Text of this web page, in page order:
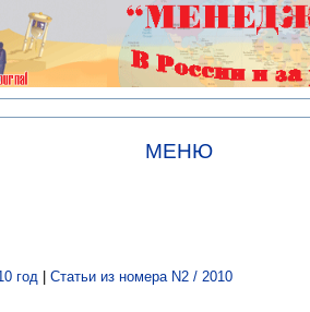
МЕНЮ
год | Статьи из номера N2 / 2010